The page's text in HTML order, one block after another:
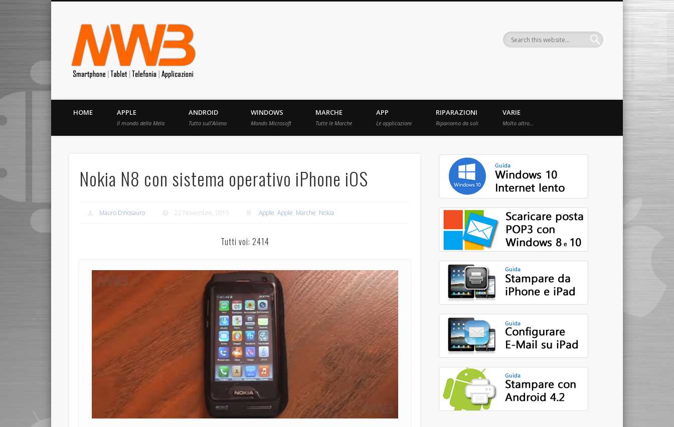
Siete appassionati di telefonia? I migliori Video, Recensioni e Prove raccolti in Rete.
HOME APPLE
Il mondo della Mela
ANDROID
Tutto sull’Alieno
WINDOWS
Mondo Microsoft
MARCHE
Tutte le Marche
APP
Le applicazioni
RIPARAZIONI
Ripariamo da soli
VARIE
Molto altro…
Nokia N8 con sistema operativo iPhone iOS
Mauro Dinosauro 22 Novembre, 2010 Apple,Apple, Marche, Nokia
Tutti voi: 2414